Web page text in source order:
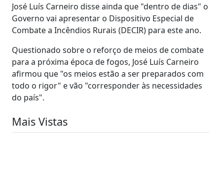
José Luís Carneiro disse ainda que "dentro de dias" o
Governo vai apresentar o Dispositivo Especial de
Combate a Incêndios Rurais (DECIR) para este ano.
Questionado sobre o reforço de meios de combate
para a próxima época de fogos, José Luís Carneiro
afirmou que "os meios estão a ser preparados com
todo o rigor" e vão "corresponder às necessidades
do país".
Mais Vistas